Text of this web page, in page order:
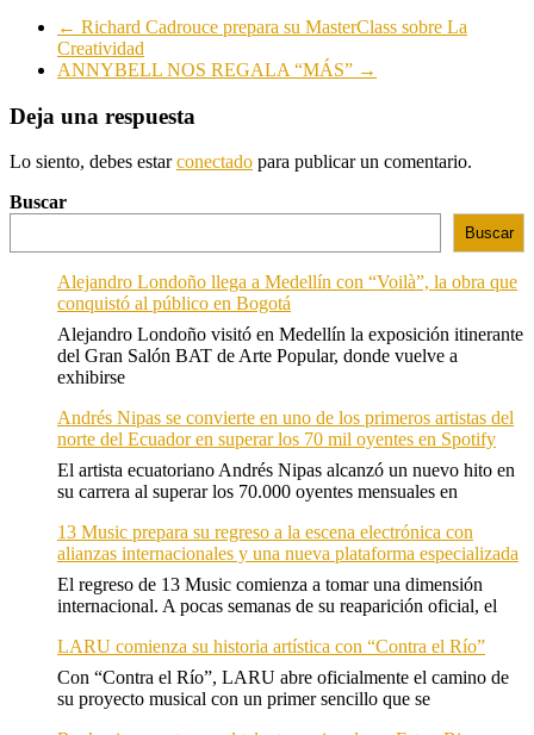
← Richard Cadrouce prepara su MasterClass sobre La
Creatividad
ANNYBELL NOS REGALA “MÁS” →
Deja una respuesta
Lo siento, debes estarconectado para publicar un comentario.
Buscar
Buscar
Alejandro Londoño llega a Medellín con “Voilà”, la obra que
conquistó al público en Bogotá
Alejandro Londoño visitó en Medellín la exposición itinerante
del Gran Salón BAT de Arte Popular, donde vuelve a
exhibirse
Andrés Nipas se convierte en uno de los primeros artistas del
norte del Ecuador en superar los 70 mil oyentes en Spotify
El artista ecuatoriano Andrés Nipas alcanzó un nuevo hito en
su carrera al superar los 70.000 oyentes mensuales en
13 Music prepara su regreso a la escena electrónica con
alianzas internacionales y una nueva plataforma especializada
El regreso de 13 Music comienza a tomar una dimensión
internacional. A pocas semanas de su reaparición oficial, el
LARU comienza su historia artística con “Contra el Río”
Con “Contra el Río”, LARU abre oficialmente el camino de
su proyecto musical con un primer sencillo que se